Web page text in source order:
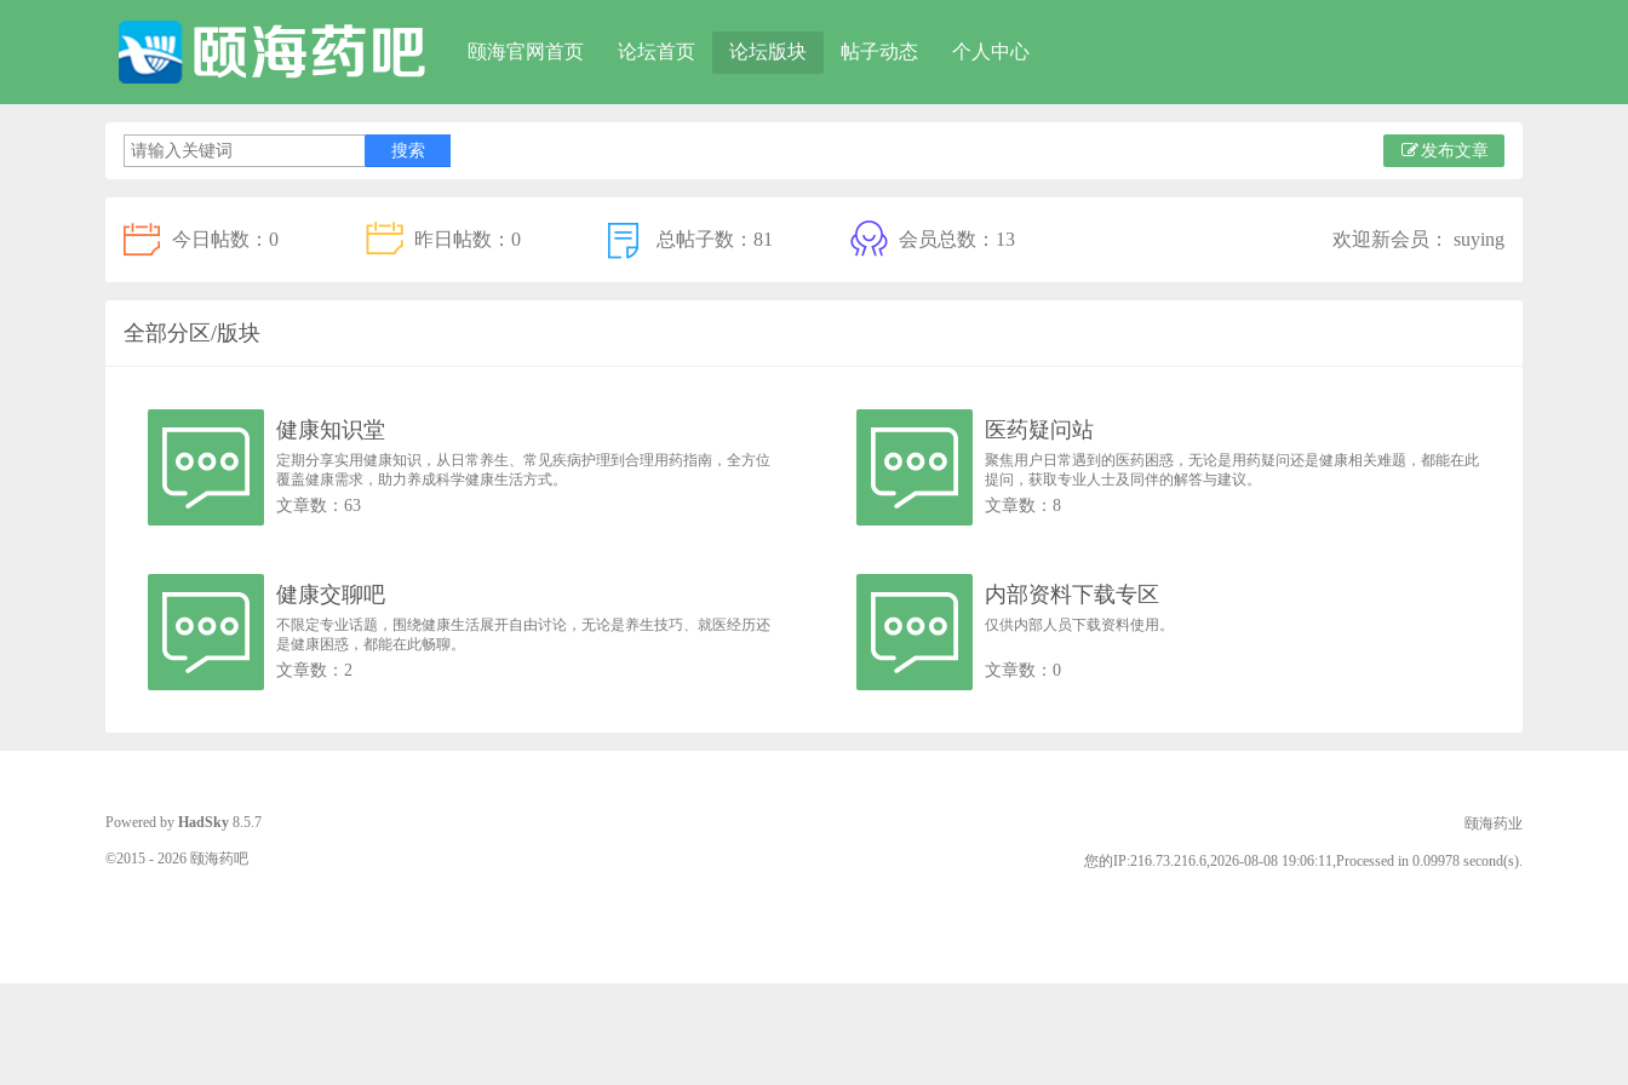
颐海官网首页 论坛首页 论坛版块 帖子动态 个人中心
发布文章
今日帖数：0 昨日帖数：0 总帖子数：81 会员总数：13 欢迎新会员： suying
全部分区/版块
健康知识堂
定期分享实用健康知识，从日常养生、常见疾病护理到合理用药指南，全方位
覆盖健康需求，助力养成科学健康生活方式。
文章数：63
医药疑问站
聚焦用户日常遇到的医药困惑，无论是用药疑问还是健康相关难题，都能在此
提问，获取专业人士及同伴的解答与建议。
文章数：8
健康交聊吧
不限定专业话题，围绕健康生活展开自由讨论，无论是养生技巧、就医经历还
是健康困惑，都能在此畅聊。
文章数：2
内部资料下载专区
仅供内部人员下载资料使用。
文章数：0
Powered by HadSky 8.5.7
©2015 - 2026 颐海药吧
颐海药业
您的IP:216.73.216.6,2026-08-08 19:06:11,Processed in 0.09978 second(s).